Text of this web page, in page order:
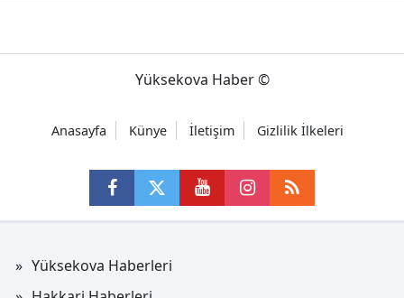
Yüksekova Haber ©
Anasayfa Künye İletişim Gizlilik İlkeleri
Yüksekova Haberleri